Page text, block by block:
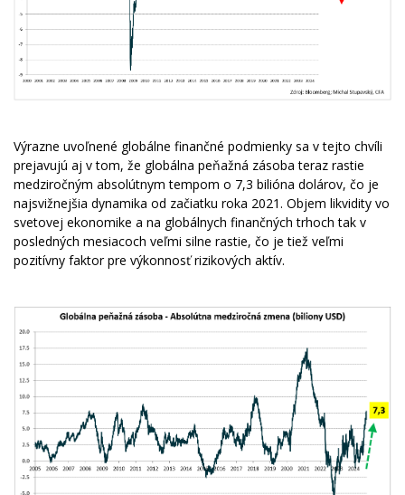
Výrazne uvoľnené globálne finančné podmienky sa v tejto chvíli
prejavujú aj v tom, že globálna peňažná zásoba teraz rastie
medziročným absolútnym tempom o 7,3 bilióna dolárov, čo je
najsvižnejšia dynamika od začiatku roka 2021. Objem likvidity vo
svetovej ekonomike a na globálnych finančných trhoch tak v
posledných mesiacoch veľmi silne rastie, čo je tiež veľmi
pozitívny faktor pre výkonnosť rizikových aktív.